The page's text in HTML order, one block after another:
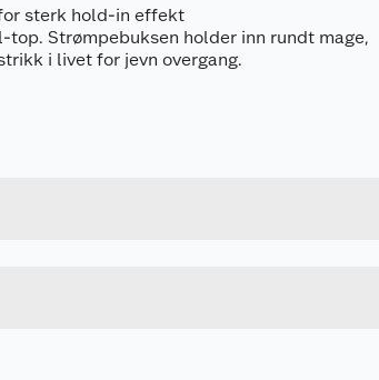
sterk hold-in effekt
Strømpebuksen holder inn rundt mage,
i livet for jevn overgang.